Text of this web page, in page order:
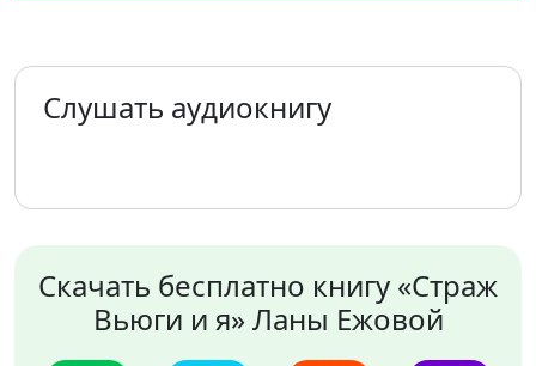
Слушать аудиокнигу
Скачать бесплатно книгу «Страж
Вьюги и я» Ланы Ежовой